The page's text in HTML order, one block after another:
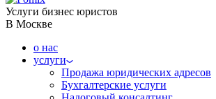
Услуги бизнес юристов
В Москве
о нас
услуги
Продажа юридических адресов
Бухгалтерские услуги